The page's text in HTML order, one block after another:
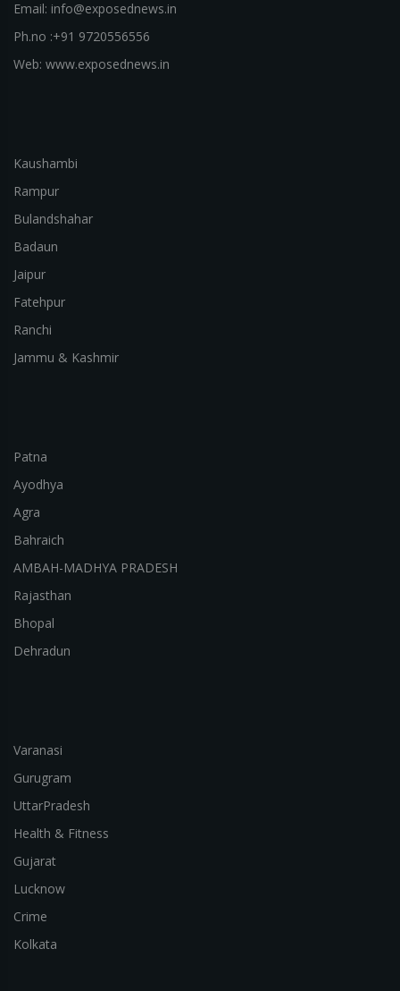
Email: info@exposednews.in
Ph.no :+91 9720556556
Web: www.exposednews.in
Kaushambi
Rampur
Bulandshahar
Badaun
Jaipur
Fatehpur
Ranchi
Jammu & Kashmir
Patna
Ayodhya
Agra
Bahraich
AMBAH-MADHYA PRADESH
Rajasthan
Bhopal
Dehradun
Varanasi
Gurugram
UttarPradesh
Health & Fitness
Gujarat
Lucknow
Crime
Kolkata